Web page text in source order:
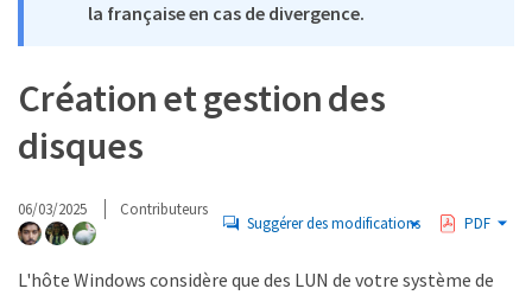
la française en cas de divergence.
Création et gestion des
disques
06/03/2025 Contributeurs
Suggérer des modifications PDF
L'hôte Windows considère que des LUN de votre système de